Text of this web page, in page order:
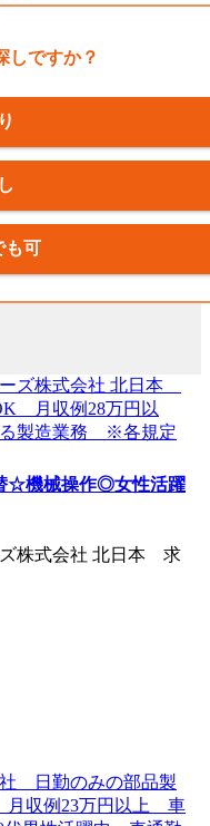
しですか？
も可
☆機械操作◎女性活躍
株式会社 北日本 求